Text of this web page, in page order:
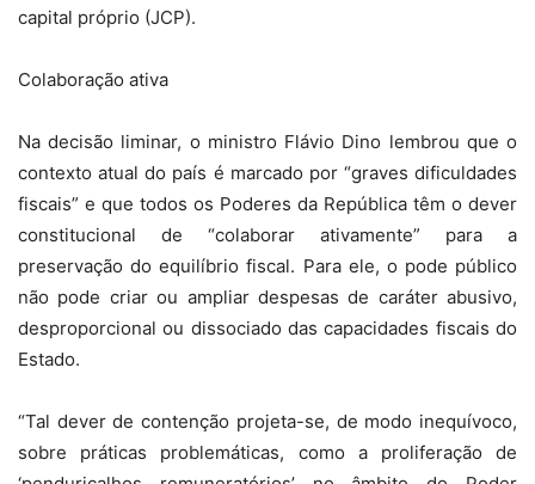
capital próprio (JCP).
Colaboração ativa
Na decisão liminar, o ministro Flávio Dino lembrou que o
contexto atual do país é marcado por “graves dificuldades
fiscais” e que todos os Poderes da República têm o dever
constitucional de “colaborar ativamente” para a
preservação do equilíbrio fiscal. Para ele, o pode público
não pode criar ou ampliar despesas de caráter abusivo,
desproporcional ou dissociado das capacidades fiscais do
Estado.
“Tal dever de contenção projeta-se, de modo inequívoco,
sobre práticas problemáticas, como a proliferação de